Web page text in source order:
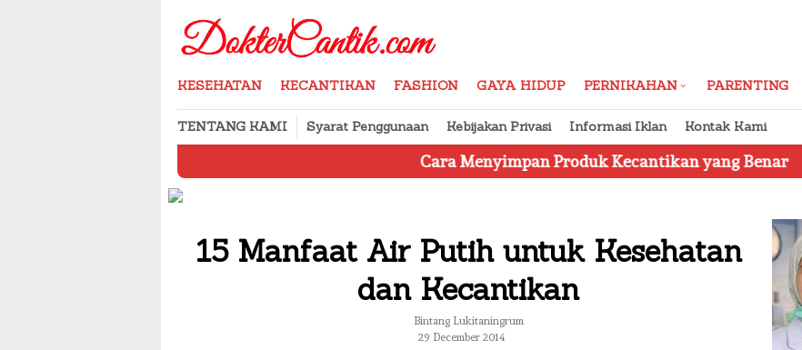
content
KESEHATAN KECANTIKAN FASHION GAYA HIDUP PERNIKAHAN PARENTING
TENTANG KAMI Syarat Penggunaan Kebijakan Privasi Informasi Iklan Kontak Kami
Cara Menyimpan Produk Kecantikan yang Benar Jangan
15 Manfaat Air Putih untuk Kesehatan
dan Kecantikan
Bintang Lukitaningrum
29 December 2014